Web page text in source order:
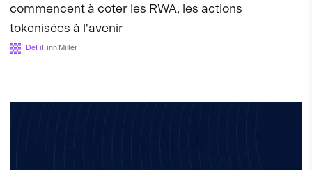
commencent à coter les RWA, les actions
tokenisées à l'avenir
DeFi Finn Miller